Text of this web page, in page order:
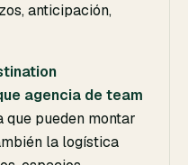
anticipación,
agencia de team
que pueden montar
la logística